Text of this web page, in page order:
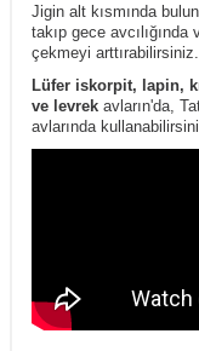
Jigin alt kısmında
takıp gece
çekmeyi arttırabilirsiniz.
Lüfer iskorpit, lapin,
ve levrek avların'da,
avlarında